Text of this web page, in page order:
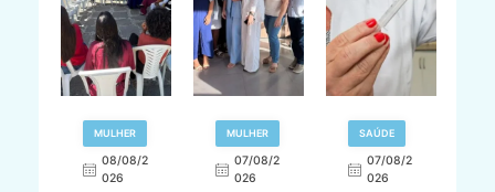
MULHER
08/08/2
026
MULHER
07/08/2
026
SAÚDE
07/08/2
026